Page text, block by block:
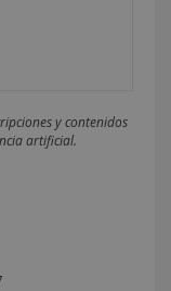
y contenidos
artificial.